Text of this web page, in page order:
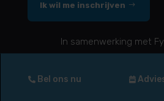
Ik wil me inschrijven
In samenwerking met
Algemene voorwaarden|
Bel ons nu